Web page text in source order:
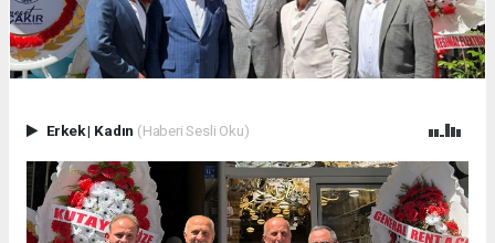
Erkek| Kadın (Haberi Sesli Oku)